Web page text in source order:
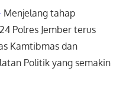
Menjelang tahap
Polres Jember terus
Kamtibmas dan
Politik yang semakin